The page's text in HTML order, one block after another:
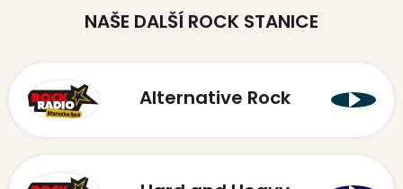
NAŠE DALŠÍ ROCK STANICE
Alternative Rock